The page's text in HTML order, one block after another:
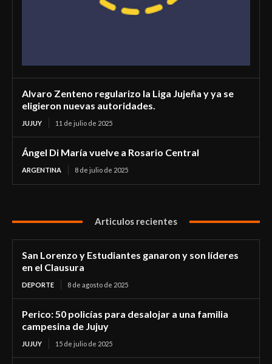
Alvaro Zenteno regularizo la Liga Jujeña y ya se
eligieron nuevas autoridades.
JUJUY 11 de julio de 2025
Ángel Di María vuelve a Rosario Central
ARGENTINA 8 de julio de 2025
Articulos recientes
San Lorenzo y Estudiantes ganaron y son líderes
en el Clausura
DEPORTE 8 de agosto de 2025
Perico: 50 policías para desalojar a una familia
campesina de Jujuy
JUJUY 15 de julio de 2025